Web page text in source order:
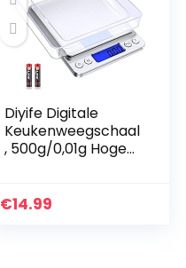
Diyife Digitale
Keukenweegschaal
, 500g/0,01g Hoge
Weegschaal,
€14.99